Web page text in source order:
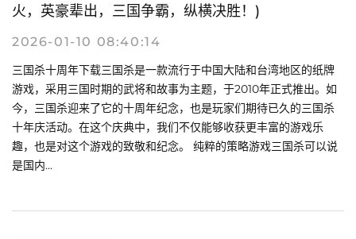
火，英豪辈出，三国争霸，纵横决胜！)
2026-01-10 08:40:14
三国杀十周年下载三国杀是一款流行于中国大陆和台湾地区的纸牌
游戏，采用三国时期的武将和故事为主题，于2010年正式推出。如
今，三国杀迎来了它的十周年纪念，也是玩家们期待已久的三国杀
十年庆活动。在这个庆典中，我们不仅能够收获更丰富的游戏乐
趣，也是对这个游戏的致敬和纪念。 纯粹的策略游戏三国杀可以说
是国内...